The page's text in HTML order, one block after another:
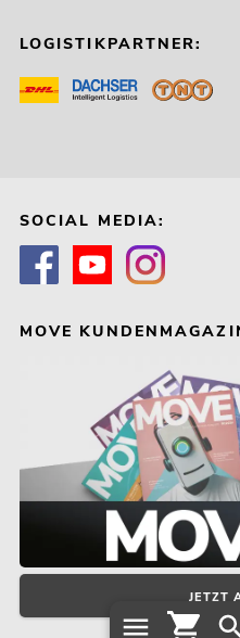
LOGISTIKPARTNER:
SOCIAL MEDIA:
MOVE
JETZT